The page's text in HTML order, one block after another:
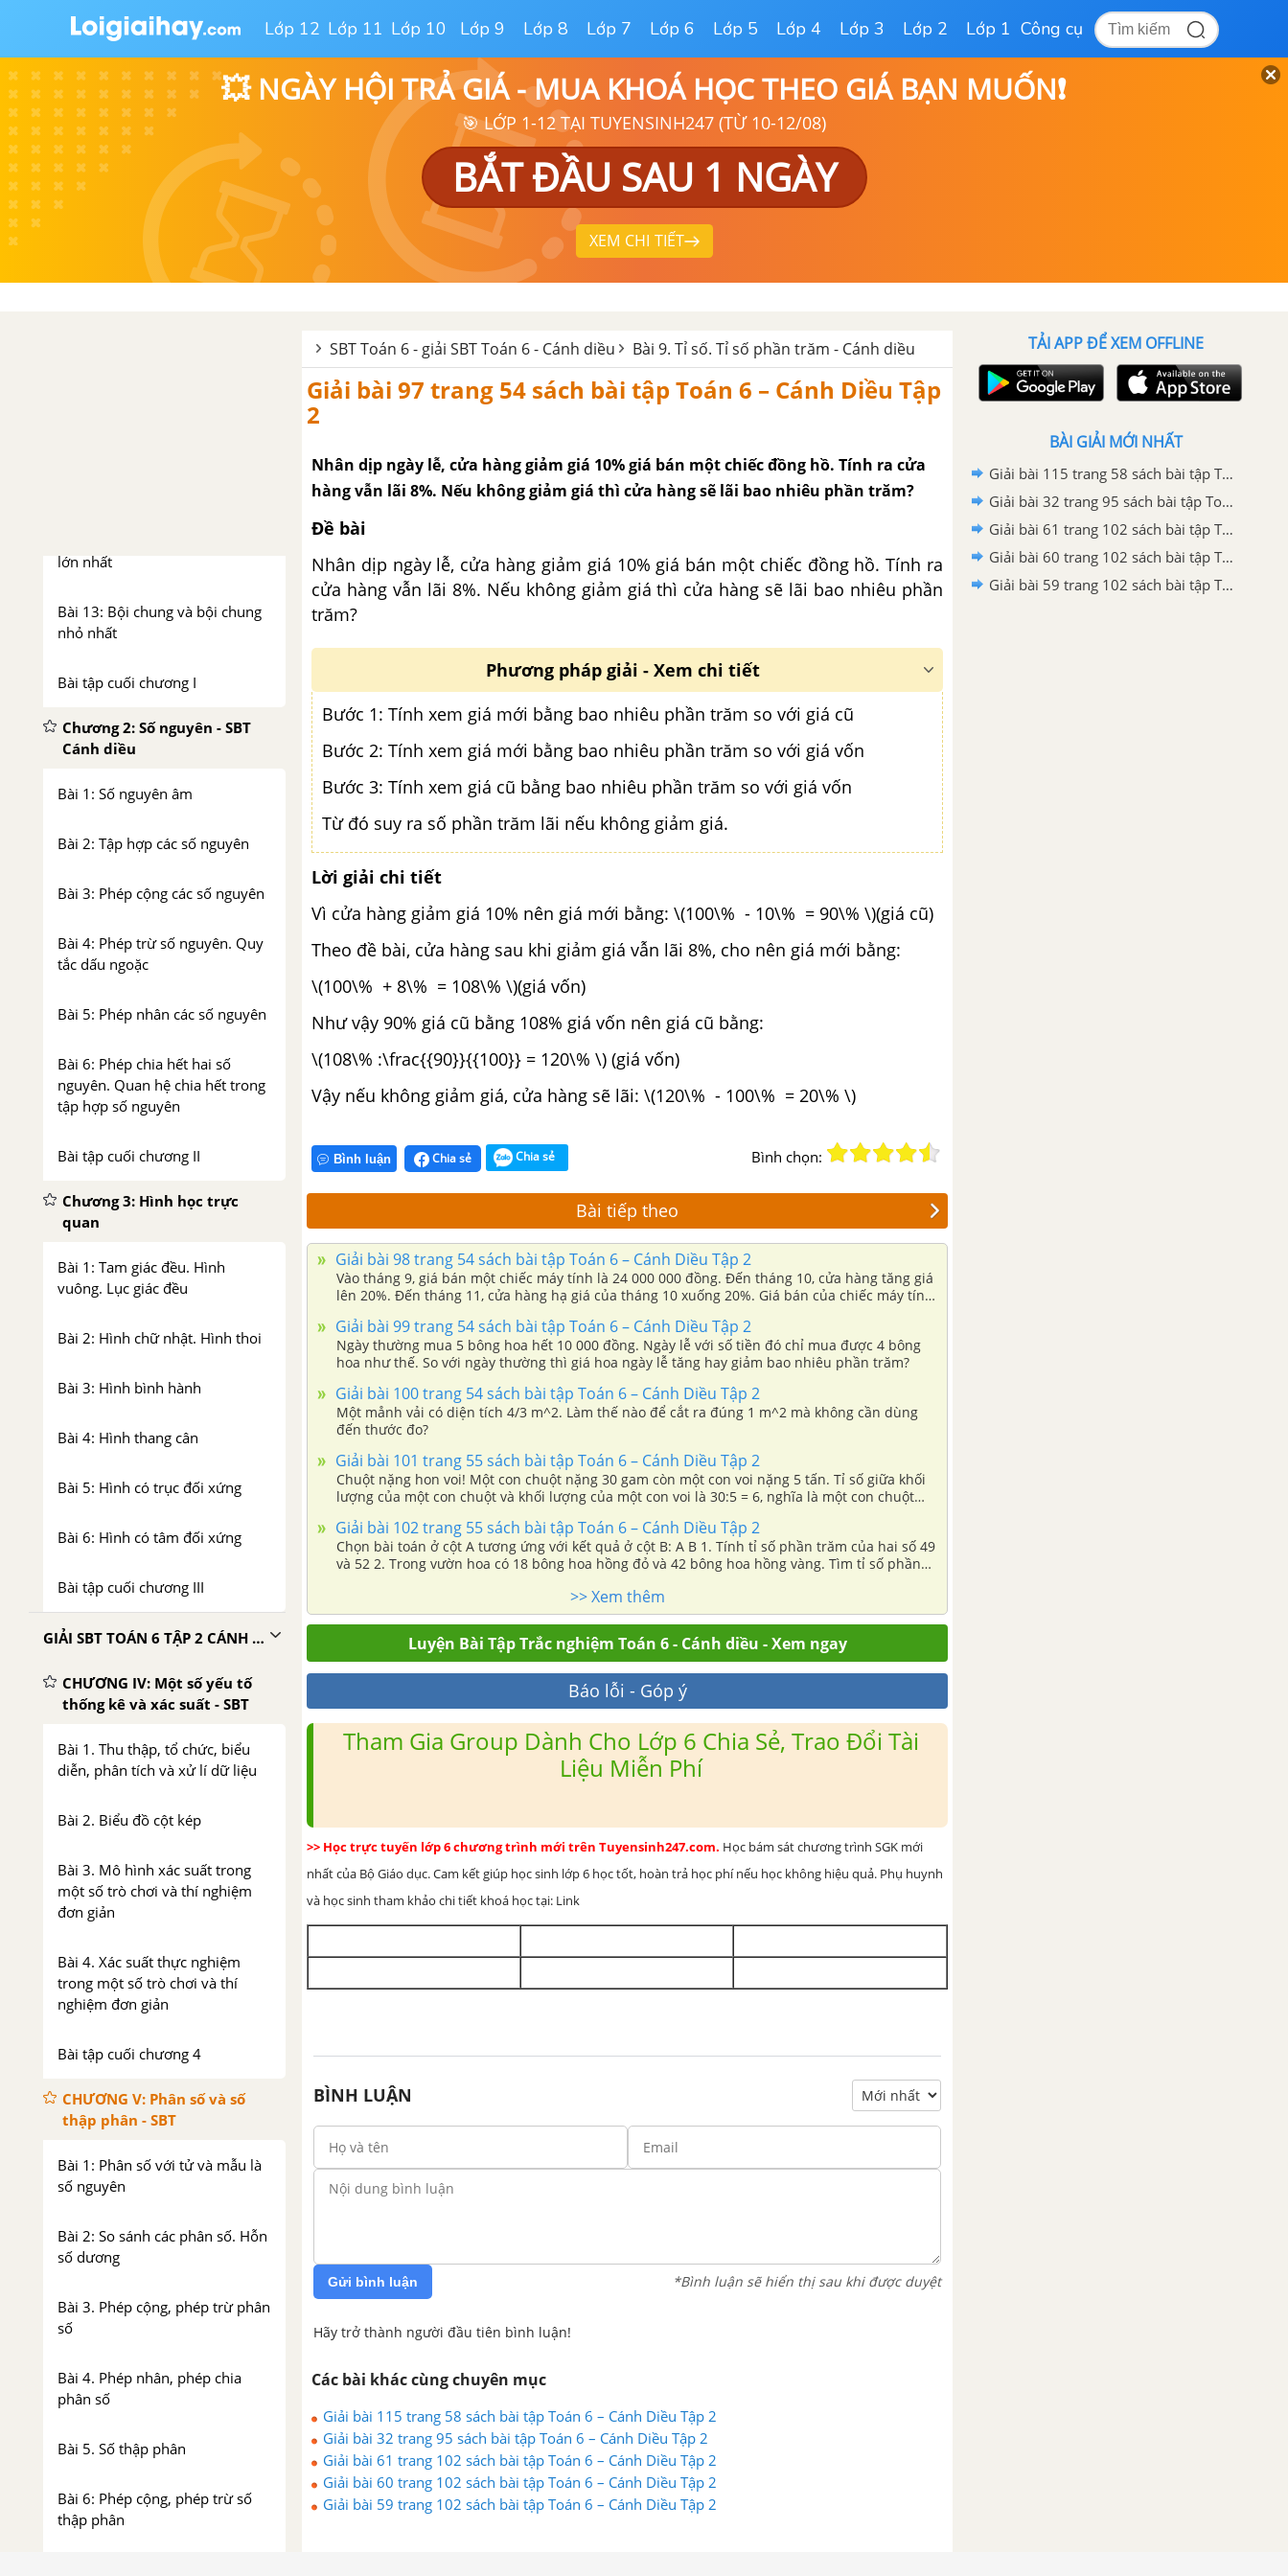
Lớp 12 Lớp 11 Lớp 10 Lớp 9 Lớp 8 Lớp 7 Lớp 6 Lớp 5 Lớp 4 Lớp 3 Lớp 2 Lớp 1 Công cụ
💥 NGÀY HỘI TRẢ GIÁ - MUA KHOÁ HỌC THEO GIÁ BẠN MUỐN❗
🎯 LỚP 1-12 TẠI TUYENSINH247 (TỪ 10-12/08)
BẮT ĐẦU SAU 1 NGÀY
XEM CHI TIẾT
số tự nhiên
mũ tự nhiên
Bài 6: Thứ tự thực hiện các phép
tính
Bài 7: Quan hệ chia hết. Tính
Bài 8: Dấu hiệu chia hết cho 2,
lớn nhất
Bài 13: Bội chung và bội chung
nhỏ nhất
Bài tập cuối chương I
Chương 2: Số nguyên - SBT
Cánh diều
Bài 1: Số nguyên âm
Bài 2: Tập hợp các số nguyên
Bài 3: Phép cộng các số nguyên
Bài 4: Phép trừ số nguyên. Quy
tắc dấu ngoặc
Bài 5: Phép nhân các số nguyên
Bài 6: Phép chia hết hai số
nguyên. Quan hệ chia hết trong
tập hợp số nguyên
Bài tập cuối chương II
Chương 3: Hình học trực
quan
Bài 1: Tam giác đều. Hình
vuông. Lục giác đều
Bài 2: Hình chữ nhật. Hình thoi
Bài 3: Hình bình hành
Bài 4: Hình thang cân
Bài 5: Hình có trục đối xứng
Bài 6: Hình có tâm đối xứng
Bài tập cuối chương III
GIẢI SBT TOÁN 6 TẬP 2 CÁNH DIỀU
CHƯƠNG IV: Một số yếu tố
thống kê và xác suất - SBT
Bài 1. Thu thập, tổ chức, biểu
diễn, phân tích và xử lí dữ liệu
Bài 2. Biểu đồ cột kép
Bài 3. Mô hình xác suất trong
một số trò chơi và thí nghiệm
đơn giản
Bài 4. Xác suất thực nghiệm
trong một số trò chơi và thí
nghiệm đơn giản
Bài tập cuối chương 4
CHƯƠNG V: Phân số và số
thập phân - SBT
Bài 1: Phân số với tử và mẫu là
số nguyên
Bài 2: So sánh các phân số. Hỗn
số dương
Bài 3. Phép cộng, phép trừ phân
số
Bài 4. Phép nhân, phép chia
phân số
Bài 5. Số thập phân
Bài 6: Phép cộng, phép trừ số
thập phân
SBT Toán 6 - giải SBT Toán 6 - Cánh diều Bài 9. Tỉ số. Tỉ số phần trăm - Cánh diều
Giải bài 97 trang 54 sách bài tập Toán 6 – Cánh Diều Tập
2
Nhân dịp ngày lễ, cửa hàng giảm giá 10% giá bán một chiếc đồng hồ. Tính ra cửa
hàng vẫn lãi 8%. Nếu không giảm giá thì cửa hàng sẽ lãi bao nhiêu phần trăm?
Đề bài
Nhân dịp ngày lễ, cửa hàng giảm giá 10% giá bán một chiếc đồng hồ. Tính ra
cửa hàng vẫn lãi 8%. Nếu không giảm giá thì cửa hàng sẽ lãi bao nhiêu phần
trăm?
Phương pháp giải - Xem chi tiết
Bước 1: Tính xem giá mới bằng bao nhiêu phần trăm so với giá cũ
Bước 2: Tính xem giá mới bằng bao nhiêu phần trăm so với giá vốn
Bước 3: Tính xem giá cũ bằng bao nhiêu phần trăm so với giá vốn
Từ đó suy ra số phần trăm lãi nếu không giảm giá.
Lời giải chi tiết
Vì cửa hàng giảm giá 10% nên giá mới bằng: \(100\% - 10\% = 90\% \)(giá cũ)
Theo đề bài, cửa hàng sau khi giảm giá vẫn lãi 8%, cho nên giá mới bằng:
\(100\% + 8\% = 108\% \)(giá vốn)
Như vậy 90% giá cũ bằng 108% giá vốn nên giá cũ bằng:
\(108\% :\frac{{90}}{{100}} = 120\% \) (giá vốn)
Vậy nếu không giảm giá, cửa hàng sẽ lãi: \(120\% - 100\% = 20\% \)
Bình luận Chia sẻ Chia sẻ Bình chọn:
Bài tiếp theo
Giải bài 98 trang 54 sách bài tập Toán 6 – Cánh Diều Tập 2
Vào tháng 9, giá bán một chiếc máy tính là 24 000 000 đồng. Đến tháng 10, cửa hàng tăng giá
lên 20%. Đến tháng 11, cửa hàng hạ giá của tháng 10 xuống 20%. Giá bán của chiếc máy tính
Giải bài 99 trang 54 sách bài tập Toán 6 – Cánh Diều Tập 2
Ngày thường mua 5 bông hoa hết 10 000 đồng. Ngày lễ với số tiền đó chỉ mua được 4 bông
hoa như thế. So với ngày thường thì giá hoa ngày lễ tăng hay giảm bao nhiêu phần trăm?
Giải bài 100 trang 54 sách bài tập Toán 6 – Cánh Diều Tập 2
Một månh vải có diện tích 4/3 m^2. Làm thế nào để cắt ra đúng 1 m^2 mà không cần dùng
đến thước đo?
Giải bài 101 trang 55 sách bài tập Toán 6 – Cánh Diều Tập 2
Chuột nặng hon voi! Một con chuột nặng 30 gam còn một con voi nặng 5 tấn. Tỉ số giữa khối
lượng của một con chuột và khối lượng của một con voi là 30:5 = 6, nghĩa là một con chuột
Giải bài 102 trang 55 sách bài tập Toán 6 – Cánh Diều Tập 2
Chọn bài toán ở cột A tương ứng với kết quả ở cột B: A B 1. Tính tỉ số phần trăm của hai số 49
và 52 2. Trong vườn hoa có 18 bông hoa hồng đỏ và 42 bông hoa hồng vàng. Tìm tỉ số phần
40% số học sinh cả lớp. Tỉ số phần trăm giữa số học sinh nữ và số học sinh nam của lớp 6A là
bao nhiêu?
>> Xem thêm
Luyện Bài Tập Trắc nghiệm Toán 6 - Cánh diều - Xem ngay
Báo lỗi - Góp ý
Tham Gia Group Dành Cho Lớp 6 Chia Sẻ, Trao Đổi Tài
Liệu Miễn Phí
>> Học trực tuyến lớp 6 chương trình mới trên Tuyensinh247.com. Học bám sát chương trình SGK mới
nhất của Bộ Giáo dục. Cam kết giúp học sinh lớp 6 học tốt, hoàn trả học phí nếu học không hiệu quả. Phụ huynh
và học sinh tham khảo chi tiết khoá học tại: Link
BÌNH LUẬN
Gửi bình luận *Bình luận sẽ hiển thị sau khi được duyệt
Hãy trở thành người đầu tiên bình luận!
Các bài khác cùng chuyên mục
Giải bài 115 trang 58 sách bài tập Toán 6 – Cánh Diều Tập 2
Giải bài 32 trang 95 sách bài tập Toán 6 – Cánh Diều Tập 2
Giải bài 61 trang 102 sách bài tập Toán 6 – Cánh Diều Tập 2
Giải bài 60 trang 102 sách bài tập Toán 6 – Cánh Diều Tập 2
Giải bài 59 trang 102 sách bài tập Toán 6 – Cánh Diều Tập 2
TẢI APP ĐỂ XEM OFFLINE
BÀI GIẢI MỚI NHẤT
Giải bài 115 trang 58 sách bài tập Toán 6 – Cánh Diều Tập 2
Giải bài 32 trang 95 sách bài tập Toán 6 – Cánh Diều Tập 2
Giải bài 61 trang 102 sách bài tập Toán 6 – Cánh Diều Tập 2
Giải bài 60 trang 102 sách bài tập Toán 6 – Cánh Diều Tập 2
Giải bài 59 trang 102 sách bài tập Toán 6 – Cánh Diều Tập 2